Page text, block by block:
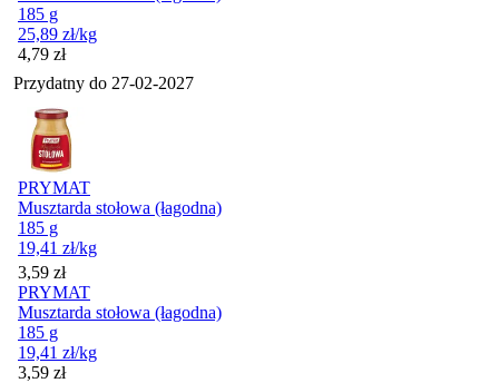
185 g
25,89 zł/kg
Cena
4,79 zł
Przydatny do 27-02-2027
PRYMAT
Musztarda stołowa (łagodna)
185 g
19,41 zł/kg
Cena
3,59 zł
PRYMAT
Musztarda stołowa (łagodna)
185 g
19,41 zł/kg
Cena
3,59 zł